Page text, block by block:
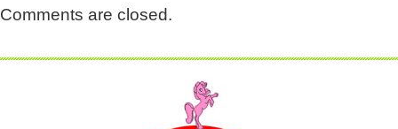
Comments are closed.